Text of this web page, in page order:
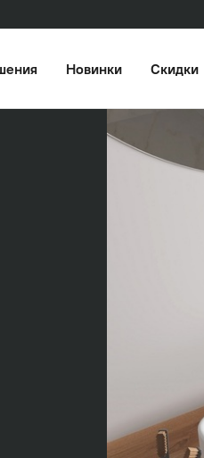
Новинки Скидки